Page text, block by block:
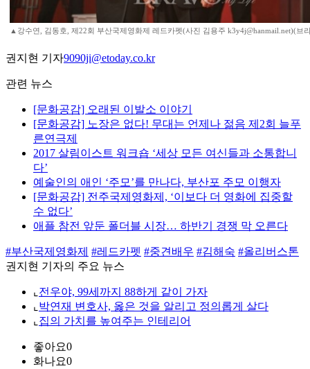
▲강수연, 김동호, 제22회 부산국제영화제 레드카펫(사진 김용주 k3y4j@hanmail.net)(브
권지현 기자9090ji@etoday.co.kr
관련 뉴스
[문화공감] 오래된 이발소 이야기
[문화공감] 노장은 없다! 무대는 언제나 젊음 제2회 늘푸
른연극제
2017 살림이스트 워크숍 ‘세상 모든 여신들과 소통합니
다’
예술인의 애인 ‘주모’를 만나다, 부산포 주모 이행자
[문화공감] 전주국제영화제, ‘이보다 더 영화에 집중할
수 없다’
애플 참전 앞둔 폴더블 시장… 하반기 경쟁 막 오른다
#부산국제영화제 #레드카펫 #중견배우 #김해숙 #올리버스톤
권지현 기자의 주요 뉴스
⌞ 전우야, 99세까지 88하게 같이 가자
⌞ 박연재 변호사, 옳은 것을 알리고 정의롭게 살다
⌞ 집의 가치를 높여주는 인테리어
좋아요0
화나요0